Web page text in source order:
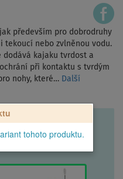
především pro dobrodruhy
tekoucí nebo zvlněnou vodu.
dodává kajaku tvrdost a
při kontaktu s tvrdým
nohy, které… Další
tohoto produktu.